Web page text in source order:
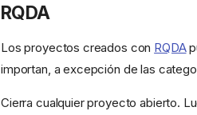
RQDA
Los proyectos creados con RQDA
importan, a excepción de las
Cierra cualquier proyecto abierto.